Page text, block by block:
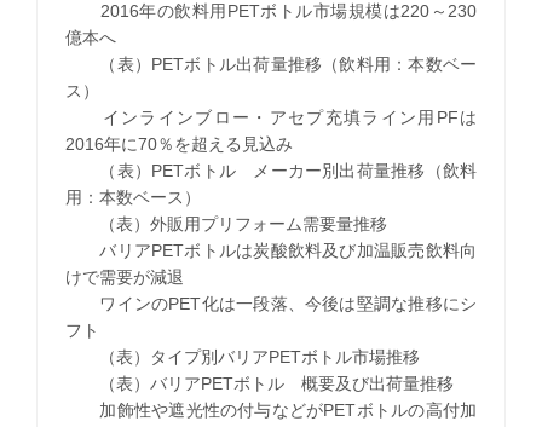
2016年の飲料用PETボトル市場規模は220～230
億本へ
（表）PETボトル出荷量推移（飲料用：本数ベー
ス）
インラインブロー・アセプ充填ライン用PFは
2016年に70％を超える見込み
（表）PETボトル メーカー別出荷量推移（飲料
用：本数ベース）
（表）外販用プリフォーム需要量推移
バリアPETボトルは炭酸飲料及び加温販売飲料向
けで需要が減退
ワインのPET化は一段落、今後は堅調な推移にシ
フト
（表）タイプ別バリアPETボトル市場推移
（表）バリアPETボトル 概要及び出荷量推移
加飾性や遮光性の付与などがPETボトルの高付加